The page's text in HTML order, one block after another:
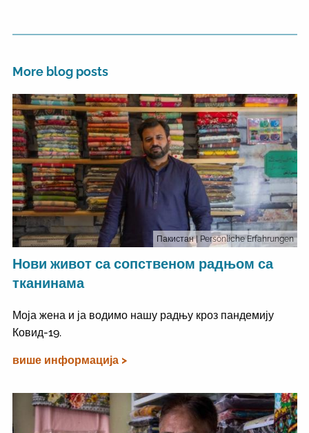
More blog posts
Пакистан| Persönliche Erfahrungen
Нови живот са сопственом радњом са
тканинама
Моја жена и ја водимо нашу радњу кроз пандемију
Ковид-19.
више информација >